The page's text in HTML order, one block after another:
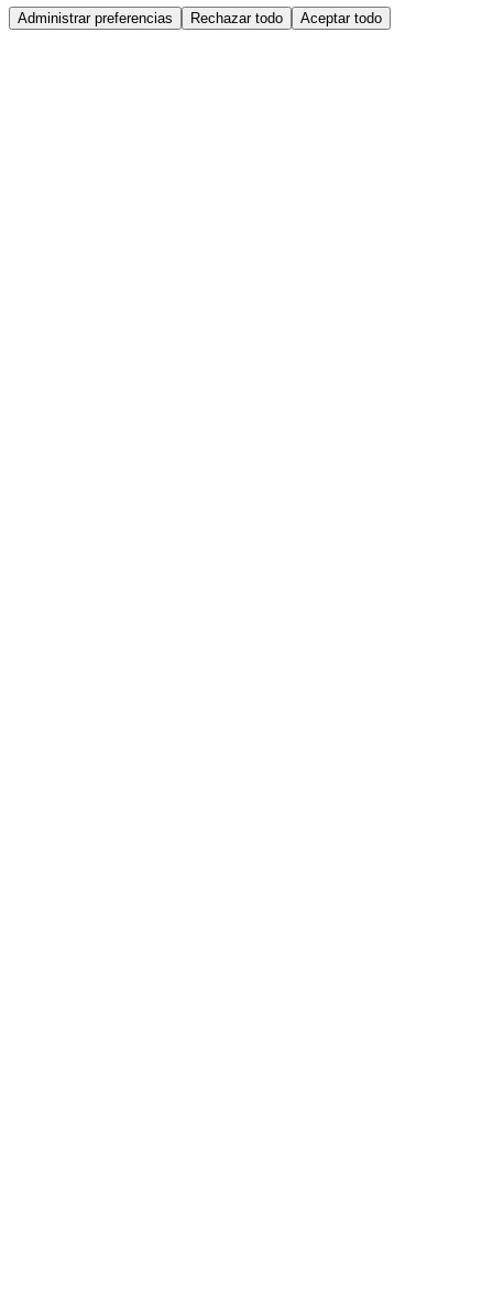
Administrar preferencias Rechazar todo Aceptar todo